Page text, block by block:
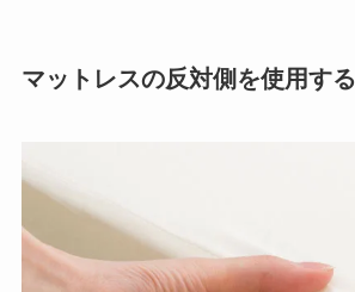
マットレスの反対側を使用する